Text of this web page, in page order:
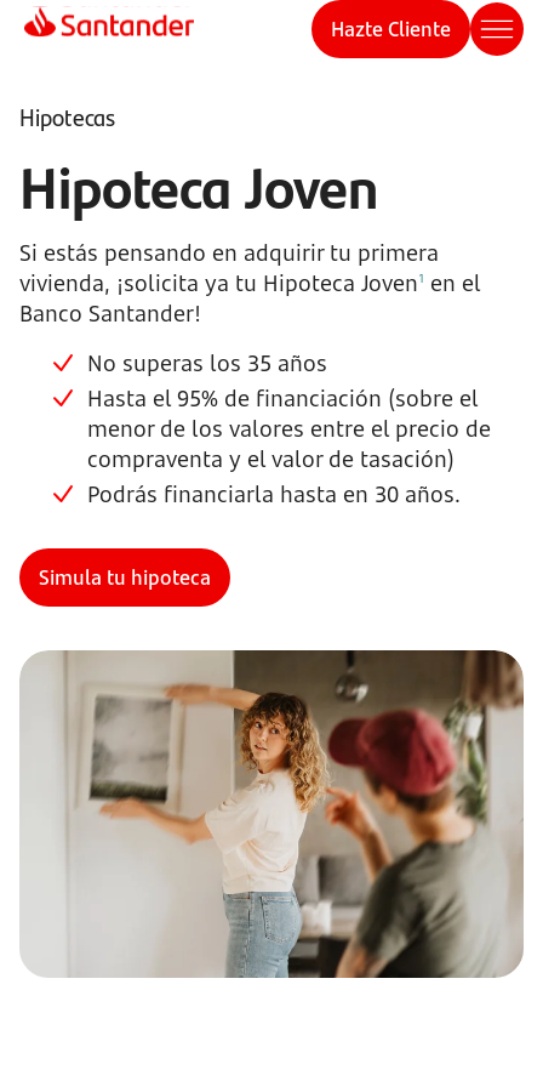
Hazte Cliente
Hipotecas
Hipoteca Joven
Si estás pensando en adquirir tu primera
vivienda, ¡solicita ya tu Hipoteca Joven1 en el
Banco Santander!
No superas los 35 años
Hasta el 95% de financiación (sobre el
menor de los valores entre el precio de
compraventa y el valor de tasación)
Podrás financiarla hasta en 30 años.
Simula tu hipoteca